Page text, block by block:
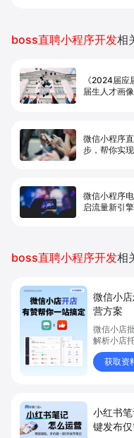
boss直聘小程序开发相
《2024届
届生人才画
微信小程序
步，帮你实
微信小程序
启流量新引擎
boss直聘小程序开发相
微信小
营方案
微信小店
解析小店
多账号微
销玩法，
量管理、
获取资
小红书
键发布